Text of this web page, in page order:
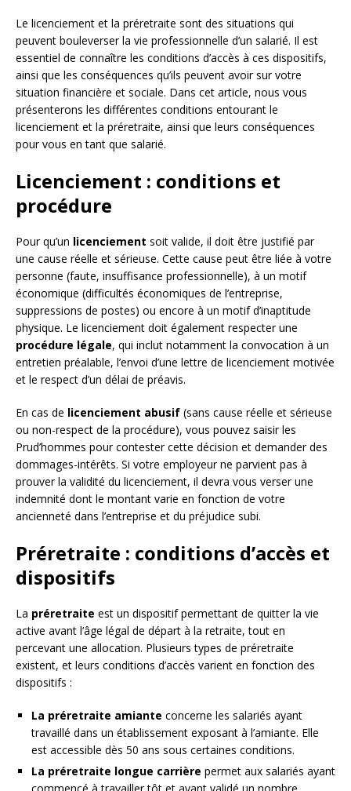
Le licenciement et la préretraite sont des situations qui
peuvent bouleverser la vie professionnelle d’un salarié. Il est
essentiel de connaître les conditions d’accès à ces dispositifs,
ainsi que les conséquences qu’ils peuvent avoir sur votre
situation financière et sociale. Dans cet article, nous vous
présenterons les différentes conditions entourant le
licenciement et la préretraite, ainsi que leurs conséquences
pour vous en tant que salarié.
Licenciement : conditions et
procédure
Pour qu’un licenciement soit valide, il doit être justifié par
une cause réelle et sérieuse. Cette cause peut être liée à votre
personne (faute, insuffisance professionnelle), à un motif
économique (difficultés économiques de l’entreprise,
suppressions de postes) ou encore à un motif d’inaptitude
physique. Le licenciement doit également respecter une
procédure légale, qui inclut notamment la convocation à un
entretien préalable, l’envoi d’une lettre de licenciement motivée
et le respect d’un délai de préavis.
En cas de licenciement abusif (sans cause réelle et sérieuse
ou non-respect de la procédure), vous pouvez saisir les
Prud’hommes pour contester cette décision et demander des
dommages-intérêts. Si votre employeur ne parvient pas à
prouver la validité du licenciement, il devra vous verser une
indemnité dont le montant varie en fonction de votre
ancienneté dans l’entreprise et du préjudice subi.
Préretraite : conditions d’accès et
dispositifs
La préretraite est un dispositif permettant de quitter la vie
active avant l’âge légal de départ à la retraite, tout en
percevant une allocation. Plusieurs types de préretraite
existent, et leurs conditions d’accès varient en fonction des
dispositifs :
La préretraite amiante concerne les salariés ayant
travaillé dans un établissement exposant à l’amiante. Elle
est accessible dès 50 ans sous certaines conditions.
La préretraite longue carrière permet aux salariés ayant